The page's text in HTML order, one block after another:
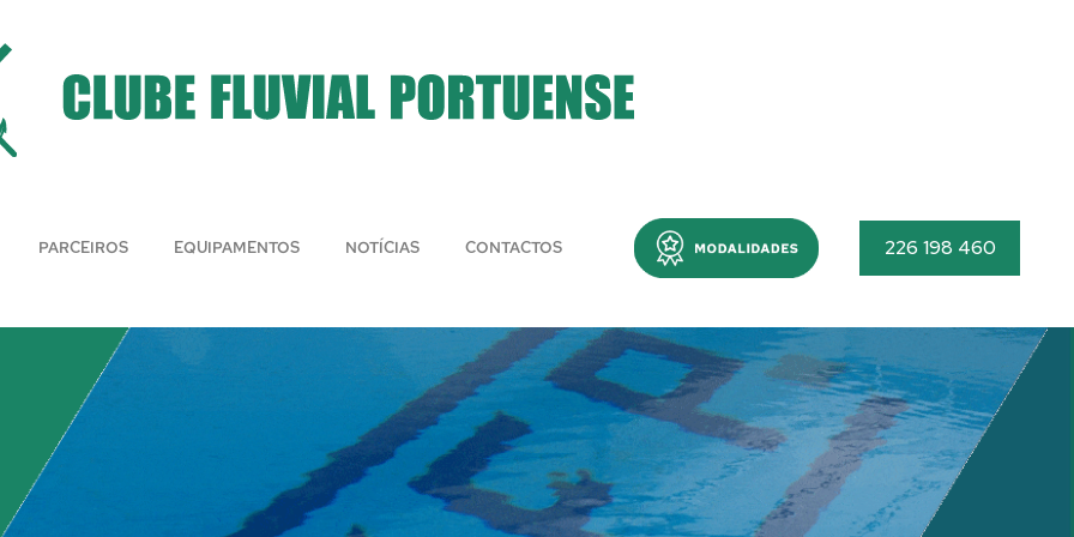
PARCEIROS EQUIPAMENTOS NOTÍCIAS CONTACTOS Menu 226 198 460